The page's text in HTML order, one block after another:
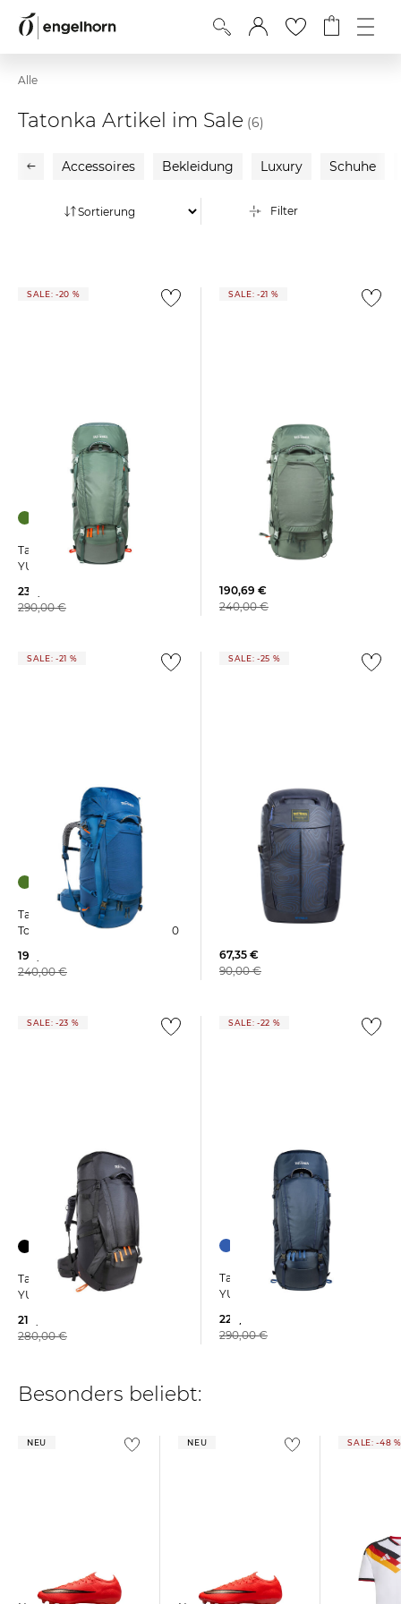
Alle
Tatonka Artikel im Sale (6)
Accessoires Bekleidung Luxury Schuhe
Filter
SALE: -20 %
Tatonka | Trekkingrucksack
YUKON 60+10 WOMEN
230,79 €
290,00 €
SALE: -21 %
190,69 €
240,00 €
SALE: -21 %
Tatonka | Herren
Tourenrucksack PYROX 45+10
190,69 €
240,00 €
SALE: -25 %
Tatonka | Tagesrucksack
67,35 €
90,00 €
SALE: -23 %
Tatonka | Trekkingrucksack
YUKON 50+10
216,65 €
280,00 €
SALE: -22 %
Tatonka | Trekkingrucksack
YUKON 60+10
224,39 €
290,00 €
Besonders beliebt:
NEU NEU SALE: -48 %